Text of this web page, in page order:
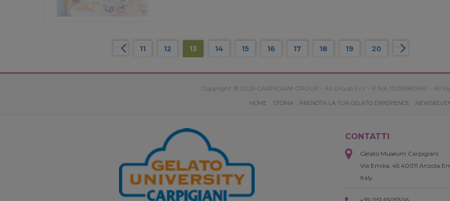
11 12 13 14 15 16 17 18 19 20
Copyright © 2026 CARPIGIANI GROUP - Ali Group S.r.l. - P.IVA 13239980967 - All
HOME STORIA PRENOTA LA TUA GELATO EXPERIENCE
CONTATTI
Gelato Museum Carpigiani
Via Emilia, 45 40011 Anzola
Italy